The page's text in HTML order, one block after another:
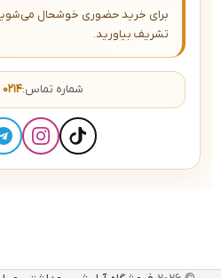
برای خرید حضوری خوشحال
تشریف بیاورید.
شماره تماس: